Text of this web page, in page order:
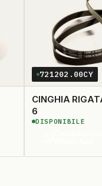
721202.00CY
CINGHIA
6
DISPONIBILE